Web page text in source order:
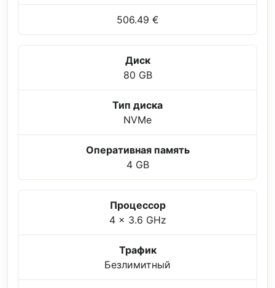
506.49 €
Диск
80 GB
Тип диска
NVMe
Оперативная память
4 GB
Процессор
4 x 3.6 GHz
Трафик
Безлимитный